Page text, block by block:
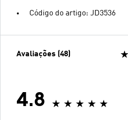
Código do artigo: JD3536
Avaliações (48)
4.8